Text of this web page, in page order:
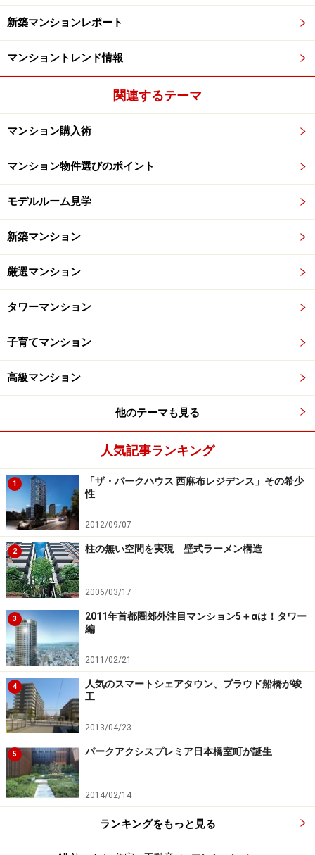
新築マンションレポート
マンショントレンド情報
関連するテーマ
マンション購入術
マンション物件選びのポイント
モデルルーム見学
新築マンション
厳選マンション
タワーマンション
子育てマンション
高級マンション
他のテーマも見る
人気記事ランキング
1
「ザ・パークハウス 西麻布レジデンス」その希少
性
2012/09/07
2 柱の無い空間を実現 壁式ラーメン構造
2006/03/17
3
2011年首都圏郊外注目マンション5＋αは！タワー
編
2011/02/21
4
人気のスマートシェアタウン、プラウド船橋が竣
工
2013/04/23
5 パークアクシスプレミア日本橋室町が誕生
2014/02/14
ランキングをもっと見る